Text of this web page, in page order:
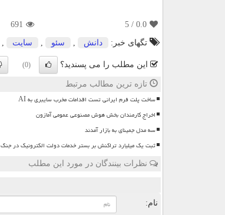
0.0
/ 5
691
تگهای خبر:
دانش سئو سایت
این مطلب را می پسندید؟ (0)
تازه ترین مطالب مرتبط
ساخت پلت فرم ایرانی تست اقدامات مخرب سایبری به AI
اخراج کارمندان بخش هوش مصنوعی عمومی آمازون
سه مدل جمینای به بازار آمدند
ثبت یک میلیارد تراکنش بر بستر خدمات دولت الکترونیک در جنگ ۴۰ روزه
نظرات بینندگان در مورد این مطلب
نام: